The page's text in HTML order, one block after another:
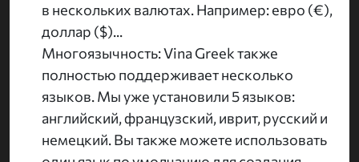
в нескольких валютах. Например: евро (€),
доллар ($)...
Многоязычность: Vina Greek также
полностью поддерживает несколько
языков. Мы уже установили 5 языков:
английский, французский, иврит, русский и
немецкий. Вы также можете использовать